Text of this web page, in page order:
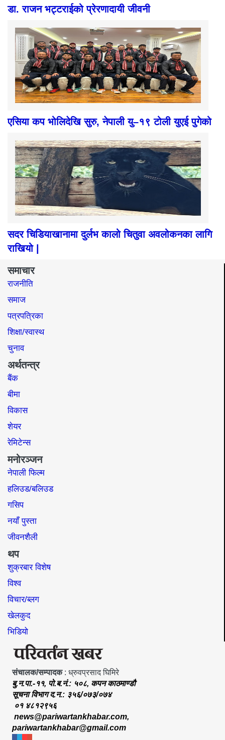
डा. राजन भट्टराईको प्रेरणादायी जीवनी
एसिया कप भोलिदेखि सुरु, नेपाली यु–१९ टोली युएई पुगेको
सदर चिडियाखानामा दुर्लभ कालो चितुवा अवलोकनका लागि
राखियो |
समाचार
राजनीति
समाज​
पत्रपत्रिका
शिक्षा/स्वास्थ
चुनाव
अर्थतन्त्र
बैंक
बीमा
विकास
शेयर
रेमिटेन्स
मनोरञ्जन
नेपाली फिल्म
हलिउड/बलिउड
गसिप
नयाँ पुस्ता
जीवनशैली
थप
शुक्रबार विशेष
विश्व
विचार/ब्लग
खेलकुद
भिडियो
संचालक/सम्पादक: ध्रुवप्रसाद घिमिरे
बु.न.पा.-११, पो.ब.नं.: ५०८, कपन काठमाण्डौ
सूचना विभाग द.न.: ३५६/०७३/०७४
०१ ४८१२९५६
news@pariwartankhabar.com,
pariwartankhabar@gmail.com